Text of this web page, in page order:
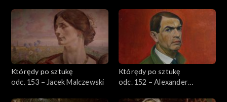
Którędy po sztukę
odc. 153 – Jacek Malczewski
Którędy po sztukę
odc. 152 – Alexander